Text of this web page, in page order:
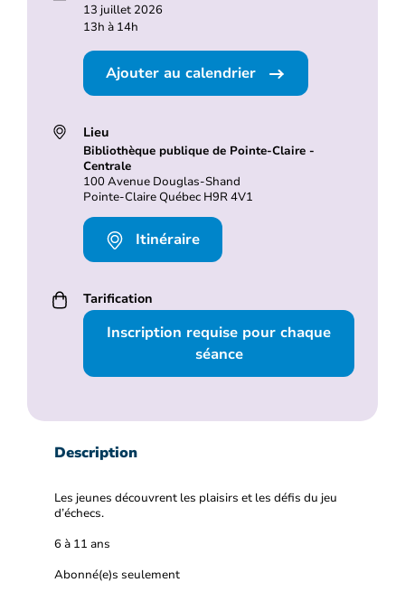
13 juillet 2026
13h à 14h
Ajouter au calendrier
Lieu
Bibliothèque publique de Pointe-Claire -
Centrale
100 Avenue Douglas-Shand
Pointe-Claire Québec H9R 4V1
Itinéraire
Tarification
Inscription requise pour chaque
séance
Description
Les jeunes découvrent les plaisirs et les défis du jeu
d’échecs.
6 à 11 ans
Abonné(e)s seulement